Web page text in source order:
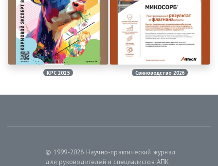
КРС 2025 Свиноводство 2026
© 1999-2026 Научно-практический журнал
для руководителей и специалистов АПК